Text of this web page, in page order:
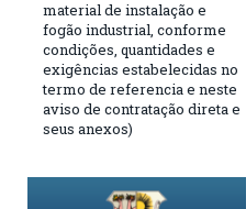
material de instalação e
fogão industrial, conforme
condições, quantidades e
exigências estabelecidas no
termo de referencia e neste
aviso de contratação direta e
seus anexos)